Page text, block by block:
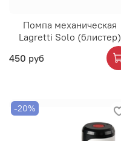
Помпа механическая
Lagretti Solo (блистер)
450 руб
-20%